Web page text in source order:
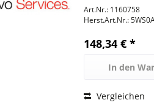
S230; ThinkPad
Art.Nr.: 1160758
Herst.Art.Nr.:
148,34 € *
In den
Vergleichen